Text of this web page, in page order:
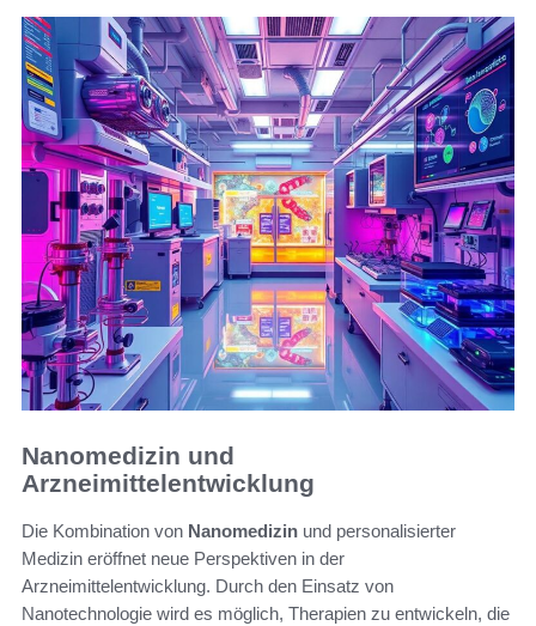
Nanomedizin und
Arzneimittelentwicklung
Die Kombination von Nanomedizin und personalisierter
Medizin eröffnet neue Perspektiven in der
Arzneimittelentwicklung. Durch den Einsatz von
Nanotechnologie wird es möglich, Therapien zu entwickeln, die